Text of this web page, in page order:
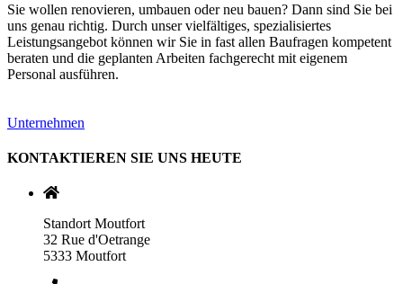
Sie wollen renovieren, umbauen oder neu bauen? Dann sind Sie bei
uns genau richtig. Durch unser vielfältiges, spezialisiertes
Leistungsangebot können wir Sie in fast allen Baufragen kompetent
beraten und die geplanten Arbeiten fachgerecht mit eigenem
Personal ausführen.
Unternehmen
KONTAKTIEREN SIE UNS HEUTE
Standort Moutfort
32 Rue d'Oetrange
5333 Moutfort